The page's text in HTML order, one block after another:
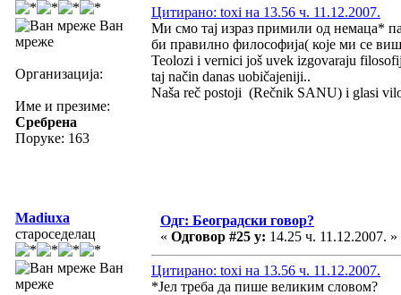
Ван
мреже
Организација:
Име и презиме:
Сребрена
Поруке: 163
Цитирано: toxi на 13.56 ч. 11.12.2007.
Ми смо тај израз примили од немаца*
би правилно философија( које ми се
Teolozi i vernici još uvek izgovaraju
taj način danas uobičajeniji..
Naša reč postoji (Rečnik SANU) i glasi
Madiuxa
староседелац
Ван
мреже
Одг: Београдски говор?
« Одговор #25 у: 14.25 ч. 11.12.2007. »
Цитирано: toxi на 13.56 ч. 11.12.2007.
*Јел треба да пише великим словом?